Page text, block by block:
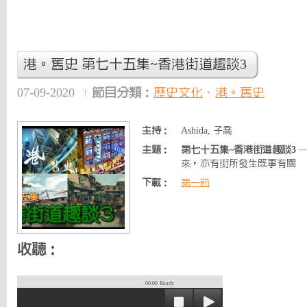
港。舊史 第七十五集~香港街道趣談3
07-09-2020 節目分類： 歷史文化 、 港。舊史
主持：
Ashida, 子喬
主題：
第七十五集~香港街道趣談3 —
來，亦有街所發生既事有關
下載：
第一節
收聽：
00:00 Ready